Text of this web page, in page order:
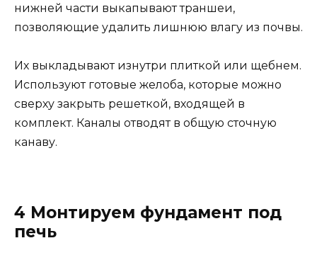
нижней части выкапывают траншеи,
позволяющие удалить лишнюю влагу из почвы.
Их выкладывают изнутри плиткой или щебнем.
Используют готовые желоба, которые можно
сверху закрыть решеткой, входящей в
комплект. Каналы отводят в общую сточную
канаву.
4 Монтируем фундамент под
печь